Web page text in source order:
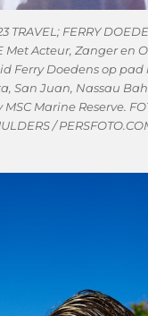
TRAVEL; FERRY
Met Acteur, Zanger en
Ferry Doedens op pad
San Juan, Nassau
MSC Marine Reserve.
/